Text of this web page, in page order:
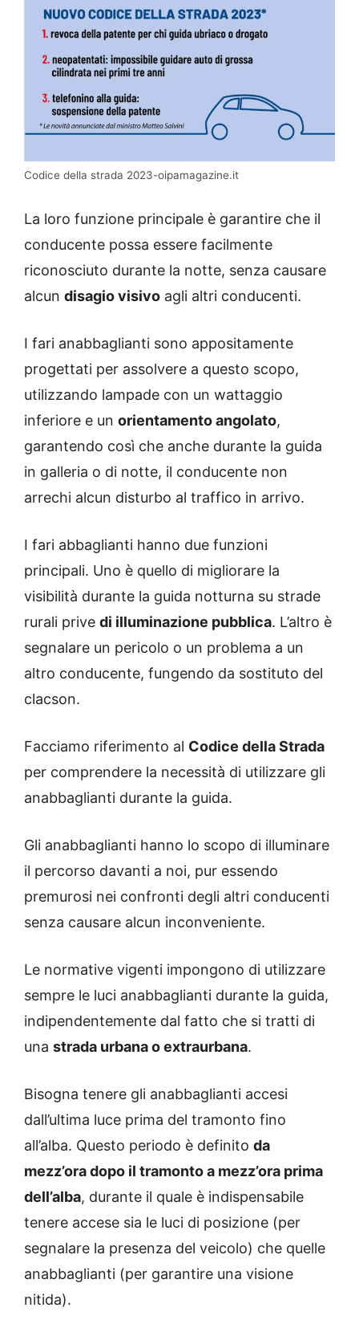
Codice della strada 2023-oipamagazine.it
La loro funzione principale è garantire che il
conducente possa essere facilmente
riconosciuto durante la notte, senza causare
alcun disagio visivo agli altri conducenti.
I fari anabbaglianti sono appositamente
progettati per assolvere a questo scopo,
utilizzando lampade con un wattaggio
inferiore e un orientamento angolato,
garantendo così che anche durante la guida
in galleria o di notte, il conducente non
arrechi alcun disturbo al traffico in arrivo.
I fari abbaglianti hanno due funzioni
principali. Uno è quello di migliorare la
visibilità durante la guida notturna su strade
rurali prive di illuminazione pubblica. L’altro è
segnalare un pericolo o un problema a un
altro conducente, fungendo da sostituto del
clacson.
Facciamo riferimento al Codice della Strada
per comprendere la necessità di utilizzare gli
anabbaglianti durante la guida.
Gli anabbaglianti hanno lo scopo di illuminare
il percorso davanti a noi, pur essendo
premurosi nei confronti degli altri conducenti
senza causare alcun inconveniente.
Le normative vigenti impongono di utilizzare
sempre le luci anabbaglianti durante la guida,
indipendentemente dal fatto che si tratti di
una strada urbana o extraurbana.
Bisogna tenere gli anabbaglianti accesi
dall’ultima luce prima del tramonto fino
all’alba. Questo periodo è definito da
mezz’ora dopo il tramonto a mezz’ora prima
dell’alba, durante il quale è indispensabile
tenere accese sia le luci di posizione (per
segnalare la presenza del veicolo) che quelle
anabbaglianti (per garantire una visione
nitida).